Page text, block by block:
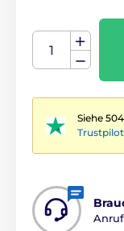
Siehe
Trustpilot